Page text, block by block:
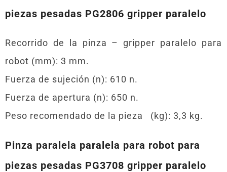
piezas pesadas PG2806 gripper paralelo
Recorrido de la pinza – gripper paralelo para
robot (mm): 3 mm.
Fuerza de sujeción (n): 610 n.
Fuerza de apertura (n): 650 n.
Peso recomendado de la pieza (kg): 3,3 kg.
Pinza paralela paralela para robot para
piezas pesadas PG3708 gripper paralelo